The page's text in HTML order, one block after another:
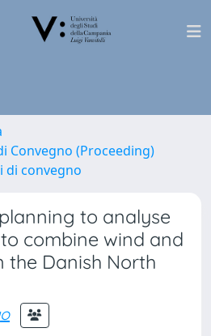
Convegno (Proceeding)
di convegno
to analyse
combine wind and
the Danish North